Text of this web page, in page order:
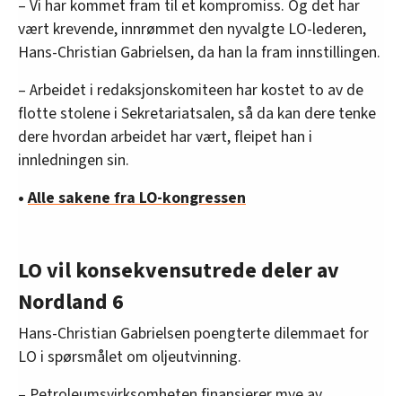
– Vi har kommet fram til et kompromiss. Og det har
vært krevende, innrømmet den nyvalgte LO-lederen,
Hans-Christian Gabrielsen, da han la fram innstillingen.
– Arbeidet i redaksjonskomiteen har kostet to av de
flotte stolene i Sekretariatsalen, så da kan dere tenke
dere hvordan arbeidet har vært, fleipet han i
innledningen sin.
•Alle sakene fra LO-kongressen
LO vil konsekvensutrede deler av
Nordland 6
Hans-Christian Gabrielsen poengterte dilemmaet for
LO i spørsmålet om oljeutvinning.